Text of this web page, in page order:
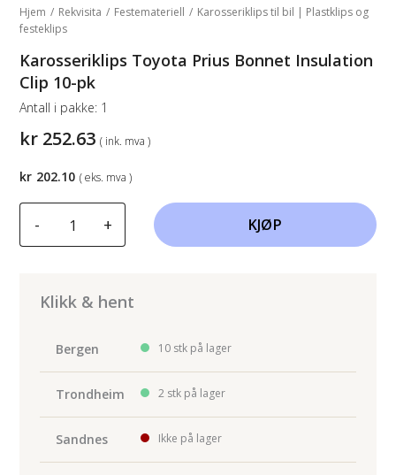
Hjem / Rekvisita / Festemateriell / Karosseriklips til bil | Plastklips og
festeklips
Karosseriklips Toyota Prius Bonnet Insulation
Clip 10-pk
kr 252.63 ( ink. mva )
Antall i pakke: 1
-
Insulation
+ KJØP
Klikk & hent
Bergen 10 stk på lager
Trondheim 2 stk på lager
Sandnes Ikke på lager
kr 202.10 ( eks. mva )